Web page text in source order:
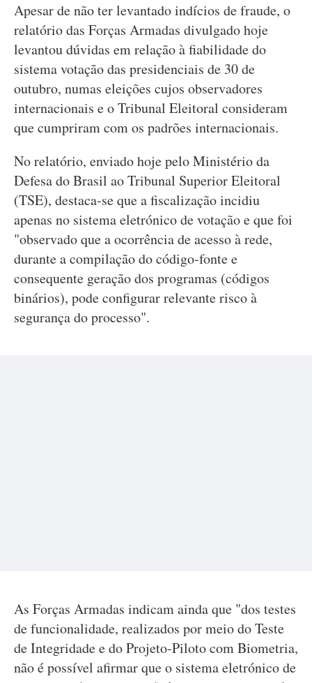
Apesar de não ter levantado indícios de fraude, o
relatório das Forças Armadas divulgado hoje
levantou dúvidas em relação à fiabilidade do
sistema votação das presidenciais de 30 de
outubro, numas eleições cujos observadores
internacionais e o Tribunal Eleitoral consideram
que cumpriram com os padrões internacionais.
No relatório, enviado hoje pelo Ministério da
Defesa do Brasil ao Tribunal Superior Eleitoral
(TSE), destaca-se que a fiscalização incidiu
apenas no sistema eletrónico de votação e que foi
"observado que a ocorrência de acesso à rede,
durante a compilação do código-fonte e
consequente geração dos programas (códigos
binários), pode configurar relevante risco à
segurança do processo".
As Forças Armadas indicam ainda que "dos testes
de funcionalidade, realizados por meio do Teste
de Integridade e do Projeto-Piloto com Biometria,
não é possível afirmar que o sistema eletrónico de